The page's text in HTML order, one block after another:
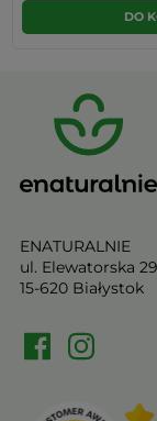
DO
ENATURALNIE
ul. Elewatorska
15-620 Białystok